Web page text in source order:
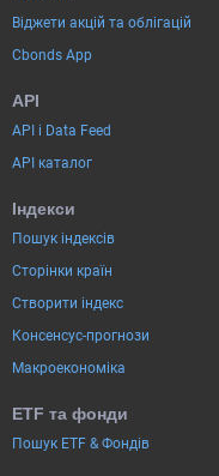
Віджети акцій та облігацій
Cbonds App
API
API і Data Feed
API каталог
Індекси
Пошук індексів
Сторінки країн
Створити індекс
Консенсус-прогнози
Макроекономіка
ETF та фонди
Пошук ETF & Фондів